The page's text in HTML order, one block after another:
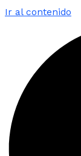
Ir al contenido